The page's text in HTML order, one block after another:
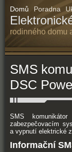
Domů Poradna
rodinného domu
SMS
DSC
SMS
zabezpečovacím
a vypnutí elektrické
Informační